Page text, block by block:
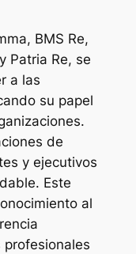
BMS Re,
Patria Re, se
a las
su papel
de
y ejecutivos
Este
al